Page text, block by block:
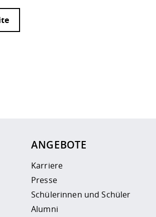
ANGEBOTE
Karriere
Presse
Schülerinnen und Schüler
Alumni